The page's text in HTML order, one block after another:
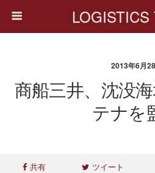
LOGISTICS
2013年6月
商船三井、沈没
テナを
共有 ツイート